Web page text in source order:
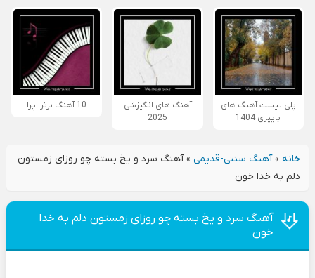
پلی لیست آهنگ های
پاییزی 1404
آهنگ های انگیزشی
2025
10 آهنگ برتر اپرا
خانه»آهنگ سنتی-قدیمی»آهنگ سرد و یخ بسته چو روزای زمستون
دلم به خدا خون
آهنگ سرد و یخ بسته چو روزای زمستون دلم به خدا
خون